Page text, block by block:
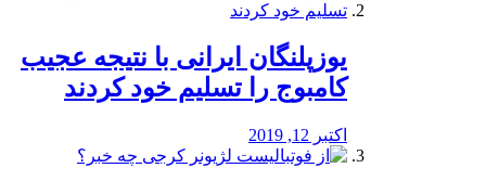
یوزپلنگان ایرانی با نتیجه عجیب
کامبوج را تسلیم خود کردند
اکتبر 12, 2019